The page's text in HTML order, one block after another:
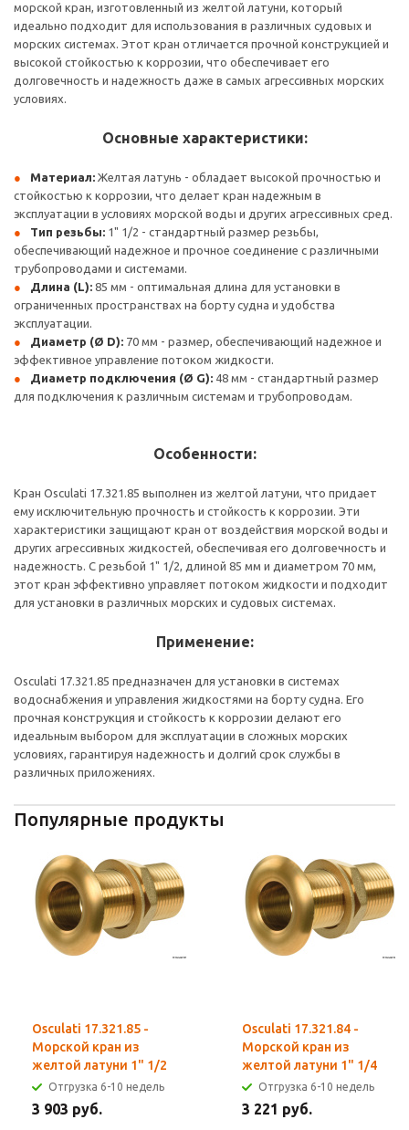
морской кран, изготовленный из желтой латуни, который
идеально подходит для использования в различных судовых и
морских системах. Этот кран отличается прочной конструкцией и
высокой стойкостью к коррозии, что обеспечивает его
долговечность и надежность даже в самых агрессивных морских
условиях.
Основные характеристики:
Материал: Желтая латунь - обладает высокой прочностью и
стойкостью к коррозии, что делает кран надежным в
эксплуатации в условиях морской воды и других агрессивных сред.
Тип резьбы: 1" 1/2 - стандартный размер резьбы,
обеспечивающий надежное и прочное соединение с различными
трубопроводами и системами.
Длина (L): 85 мм - оптимальная длина для установки в
ограниченных пространствах на борту судна и удобства
эксплуатации.
Диаметр (Ø D): 70 мм - размер, обеспечивающий надежное и
эффективное управление потоком жидкости.
Диаметр подключения (Ø G): 48 мм - стандартный размер
для подключения к различным системам и трубопроводам.
Особенности:
Кран Osculati 17.321.85 выполнен из желтой латуни, что придает
ему исключительную прочность и стойкость к коррозии. Эти
характеристики защищают кран от воздействия морской воды и
других агрессивных жидкостей, обеспечивая его долговечность и
надежность. С резьбой 1" 1/2, длиной 85 мм и диаметром 70 мм,
этот кран эффективно управляет потоком жидкости и подходит
для установки в различных морских и судовых системах.
Применение:
Osculati 17.321.85 предназначен для установки в системах
водоснабжения и управления жидкостями на борту судна. Его
прочная конструкция и стойкость к коррозии делают его
идеальным выбором для эксплуатации в сложных морских
условиях, гарантируя надежность и долгий срок службы в
различных приложениях.
Популярные продукты
Osculati 17.321.85 -
Морской кран из
желтой латуни 1" 1/2
Отгрузка 6-10 недель
3 903 руб.
Osculati 17.321.84 -
Морской кран из
желтой латуни 1" 1/4
Отгрузка 6-10 недель
3 221 руб.